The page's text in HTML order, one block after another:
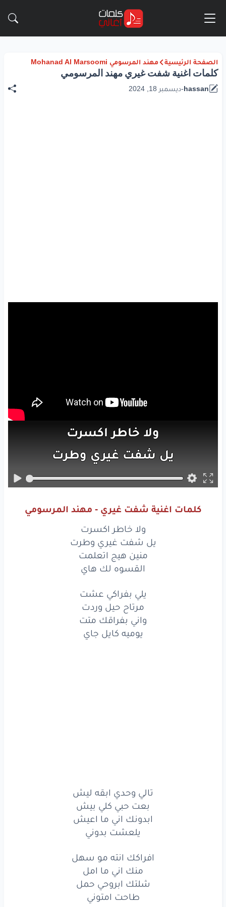
الصفحة الرئيسية مهند المرسومي Mohanad Al Marsoomi
كلمات اغنية شفت غيري مهند المرسومي
hassan
-ديسمبر 18, 2024
ولا خاطر اكسرت
يل شفت غيري وطرت
منينهيجاتعلمت
بفراكي
مرتاححيل وردت
وانيبفراقكمتت
يوميه كايل جاي
وحديابقهليش
بعتحبيكليبيش
تالي وحديابقهليش
بعتحبي كليبيش
ابدونكاني مااعيش
يلعشتبدوني
بيهشوما فكرت
من درتوجهك
كلمات اغنية شفت غيري - مهند المرسومي
ولا خاطر اكسرت
يل شفت غيري وطرت
منين هيج اتعلمت
القسوه لك هاي
يلي بفراكي عشت
مرتاح حيل وردت
واني بفراقك متت
يوميه كايل جاي
تالي وحدي ابقه ليش
بعت حبي كلي بيش
ابدونك اني ما اعيش
يلعشت بدوني
افراكك انته مو سهل
منك اني ما امل
شلتك ابروحي حمل
طاحت امتوني